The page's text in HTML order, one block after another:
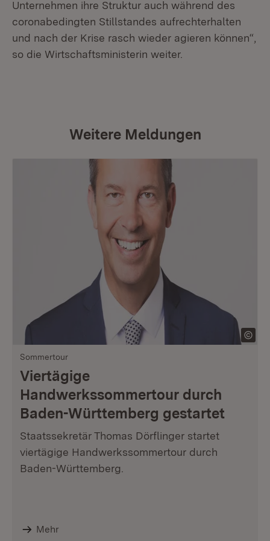
Unternehmen ihre Struktur auch während des
coronabedingten Stillstandes aufrechterhalten
und nach der Krise rasch wieder agieren können“,
so die Wirtschaftsministerin weiter.
Weitere Meldungen
Sommertour
Viertägige
Handwerkssommertour durch
Baden-Württemberg gestartet
Staatssekretär Thomas Dörflinger startet
viertägige Handwerkssommertour durch
Baden-Württemberg.
Mehr